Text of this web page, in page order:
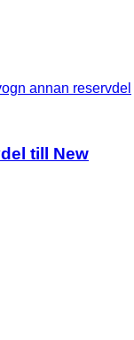
annan reservdel
till New